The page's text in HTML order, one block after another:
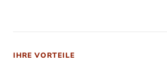
IHRE VORTEILE